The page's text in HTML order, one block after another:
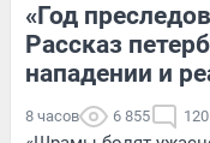
«Год
Рассказ
нападении и
8 часов 6 855 120